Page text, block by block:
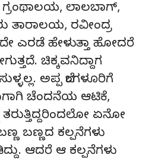
ಲಾಲಬಾಗ್,
ತಾರಾಲಯ, ರವೀಂದ್ರ
ಎರಡೆ ಹೇಳುತ್ತಾ ಹೋದರೆ
ಚಿಕ್ಕವನಿದ್ದಾಗ
ಅಪ್ಪ ಬೆಂಗಳೂರಿಗೆ
ಚೆಂದನೆಯ ಆಟಿಕೆ,
ತರುತ್ತಿದ್ದರಿಂದಲೋ ಏನೋ
ಬಣ್ಣದ ಕಲ್ಪನೆಗಳು
ಆದರೆ ಆ ಕಲ್ಪನೆಗಳು